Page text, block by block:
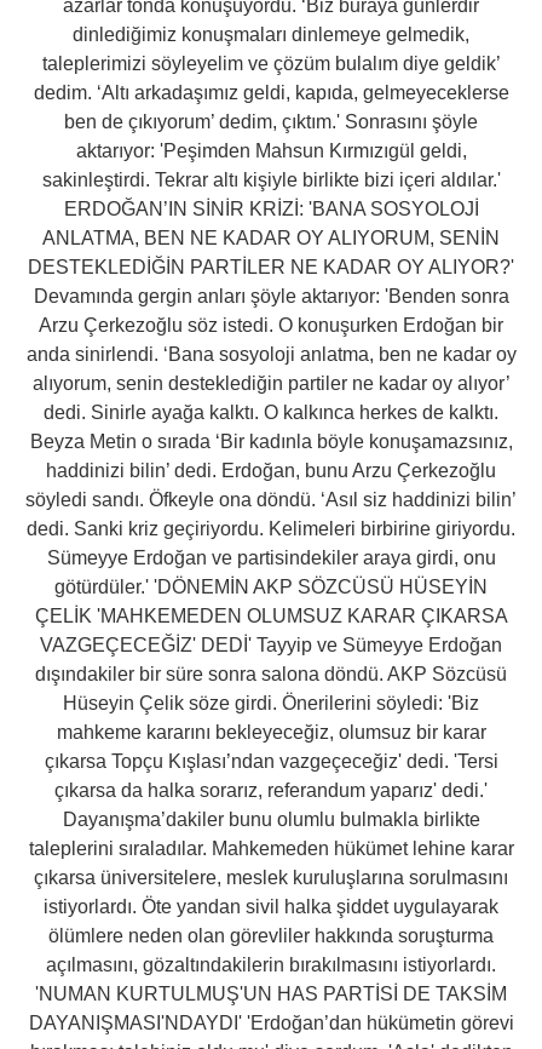
azarlar tonda konuşuyordu. ‘Biz buraya günlerdir
dinlediğimiz konuşmaları dinlemeye gelmedik,
taleplerimizi söyleyelim ve çözüm bulalım diye geldik’
dedim. ‘Altı arkadaşımız geldi, kapıda, gelmeyeceklerse
ben de çıkıyorum’ dedim, çıktım.' Sonrasını şöyle
aktarıyor: 'Peşimden Mahsun Kırmızıgül geldi,
sakinleştirdi. Tekrar altı kişiyle birlikte bizi içeri aldılar.'
ERDOĞAN’IN SİNİR KRİZİ: 'BANA SOSYOLOJİ
ANLATMA, BEN NE KADAR OY ALIYORUM, SENİN
DESTEKLEDİĞİN PARTİLER NE KADAR OY ALIYOR?'
Devamında gergin anları şöyle aktarıyor: 'Benden sonra
Arzu Çerkezoğlu söz istedi. O konuşurken Erdoğan bir
anda sinirlendi. ‘Bana sosyoloji anlatma, ben ne kadar oy
alıyorum, senin desteklediğin partiler ne kadar oy alıyor’
dedi. Sinirle ayağa kalktı. O kalkınca herkes de kalktı.
Beyza Metin o sırada ‘Bir kadınla böyle konuşamazsınız,
haddinizi bilin’ dedi. Erdoğan, bunu Arzu Çerkezoğlu
söyledi sandı. Öfkeyle ona döndü. ‘Asıl siz haddinizi bilin’
dedi. Sanki kriz geçiriyordu. Kelimeleri birbirine giriyordu.
Sümeyye Erdoğan ve partisindekiler araya girdi, onu
götürdüler.' 'DÖNEMİN AKP SÖZCÜSÜ HÜSEYİN
ÇELİK 'MAHKEMEDEN OLUMSUZ KARAR ÇIKARSA
VAZGEÇECEĞİZ' DEDİ' Tayyip ve Sümeyye Erdoğan
dışındakiler bir süre sonra salona döndü. AKP Sözcüsü
Hüseyin Çelik söze girdi. Önerilerini söyledi: 'Biz
mahkeme kararını bekleyeceğiz, olumsuz bir karar
çıkarsa Topçu Kışlası’ndan vazgeçeceğiz' dedi. 'Tersi
çıkarsa da halka sorarız, referandum yaparız' dedi.'
Dayanışma’dakiler bunu olumlu bulmakla birlikte
taleplerini sıraladılar. Mahkemeden hükümet lehine karar
çıkarsa üniversitelere, meslek kuruluşlarına sorulmasını
istiyorlardı. Öte yandan sivil halka şiddet uygulayarak
ölümlere neden olan görevliler hakkında soruşturma
açılmasını, gözaltındakilerin bırakılmasını istiyorlardı.
'NUMAN KURTULMUŞ'UN HAS PARTİSİ DE TAKSİM
DAYANIŞMASI'NDAYDI' 'Erdoğan’dan hükümetin görevi